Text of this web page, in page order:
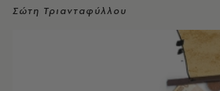
Σώτη Τριανταφύλλου